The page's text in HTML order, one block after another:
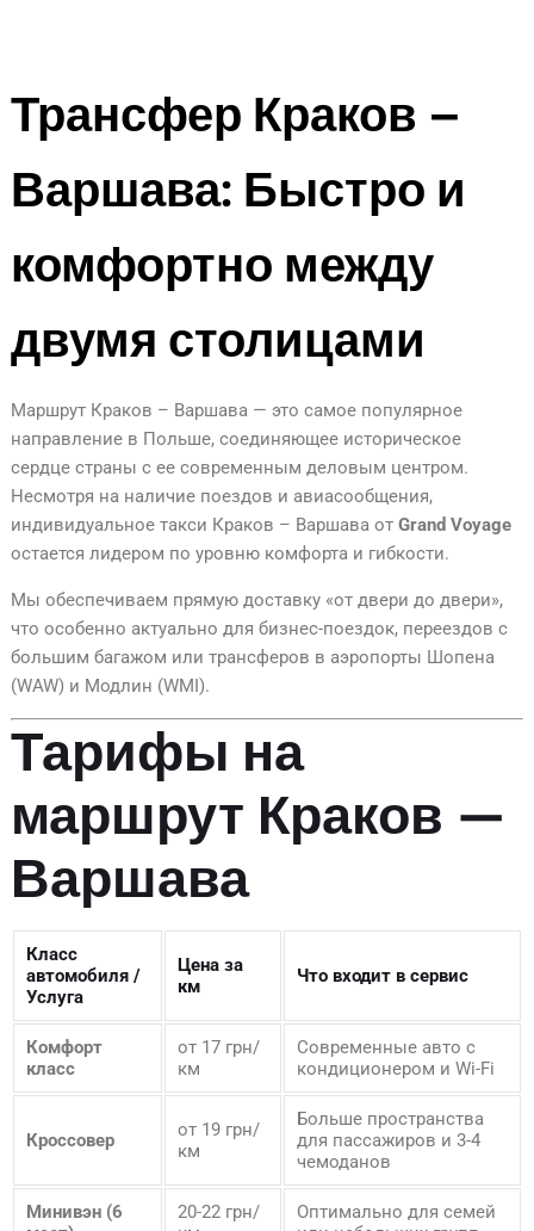
Трансфер Краков –
Варшава: Быстро и
комфортно между
двумя столицами
Маршрут Краков – Варшава — это самое популярное
направление в Польше, соединяющее историческое
сердце страны с ее современным деловым центром.
Несмотря на наличие поездов и авиасообщения,
индивидуальное такси Краков – Варшава от Grand Voyage
остается лидером по уровню комфорта и гибкости.
Мы обеспечиваем прямую доставку «от двери до двери»,
что особенно актуально для бизнес-поездок, переездов с
большим багажом или трансферов в аэропорты Шопена
(WAW) и Модлин (WMI).
Тарифы на
маршрут Краков —
Варшава
Класс
автомобиля /
Услуга
Цена за
км
Что входит в сервис
Комфорт
класс
от 17 грн/
км
Современные авто с
кондиционером и Wi-Fi
Кроссовер
от 19 грн/
км
Больше пространства
для пассажиров и 3-4
чемоданов
Минивэн (6
20-22 грн/
Оптимально для семей